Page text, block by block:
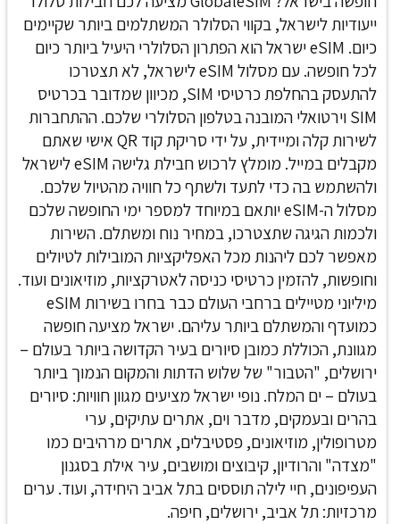
ייעודיות לישראל, בקווי הסלולר המשתלמים ביותר שקיימים
כיום. eSIM ישראל הוא הפתרון הסלולרי היעיל ביותר כיום
לכל חופשה. עם מסלול eSIM לישראל, לא תצטרכו
להתעסק בהחלפת כרטיסי SIM, מכיוון שמדובר בכרטיס
SIM וירטואלי המובנה בטלפון הסלולרי שלכם. ההתחברות
לשירות קלה ומיידית, על ידי סריקת קוד QR אישי שאתם
מקבלים במייל. מומלץ לרכוש חבילת גלישה eSIM לישראל
ולהשתמש בה כדי לתעד ולשתף כל חוויה מהטיול שלכם.
מסלול ה-eSIM יותאם במיוחד למספר ימי החופשה שלכם
ולכמות הגיגה שתצטרכו, במחיר נוח ומשתלם. השירות
מאפשר לכם ליהנות מכל האפליקציות המובילות לטיולים
וחופשות, להזמין כרטיסי כניסה לאטרקציות, מוזיאונים ועוד.
מיליוני מטיילים ברחבי העולם כבר בחרו בשירות eSIM
כמועדף והמשתלם ביותר עליהם. ישראל מציעה חופשה
מגוונת, הכוללת כמובן סיורים בעיר הקדושה ביותר בעולם –
ירושלים, "הטבור" של שלוש הדתות והמקום הנמוך ביותר
בעולם – ים המלח. נופי ישראל מציעים מגוון חוויות: סיורים
בהרים ובעמקים, מדבר וים, אתרים עתיקים, ערי
מטרופולין, מוזיאונים, פסטיבלים, אתרים מרהיבים כמו
"מצדה" והרודיון, קיבוצים ומושבים, עיר אילת בסגנון
העפיפונים, חיי לילה תוססים בתל אביב היחידה, ועוד. ערים
מרכזיות: תל אביב, ירושלים, חיפה.